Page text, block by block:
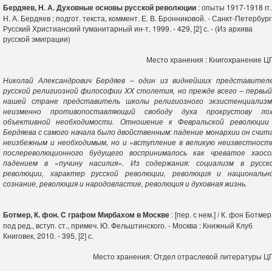
Бердяев, Н. А. Духовные основы русской революции : опыты 1917-1918
Н. А. Бердяев ; подгот. текста, коммент. Е. В. Бронниковой. - Санкт-
Русский Христианский гуманитарный ин-т, 1999. - 429, [2] с. - (Из архива
русской эмиграции)
Место хранения : Книгохранение
Николай Александрович Бердяев – один из виднейших
русской религиозной философии XX столетия, но прежде всего –
нашей стране представитель школы религиозного
неизменно противопоставляющий свободу духа прокрустову
объективной необходимости. Отношение к Февральской
Бердяева с самого начала было двойственным: падение монархии он
неизбежным и необходимым, но и «вступление в великую
послереволюционного будущего воспринималось как чреватое
падением в «пучину насилия». Из содержания: социализм в
революции, характер русской революции, революция и
сознание, революция и народовластие, революция и духовная жизнь.
Ботмер, К. фон. С графом Мирбахом в Москве : [пер. с нем.] / К. фон
под ред., вступ. ст., примеч. Ю. Фельштинского. - Москва : Книжный Клуб
Книговек, 2010. - 395, [2] с.
Место хранения: Отдел отраслевой литературы